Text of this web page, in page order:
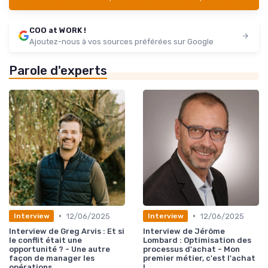
COO at WORK !
Ajoutez-nous à vos sources préférées sur Google
Parole d'experts
Interview • 12/06/2025
Interview de Greg Arvis : Et si
le conflit était une
opportunité ? - Une autre
façon de manager les
Interview • 12/06/2025
Interview de Jérôme
Lombard : Optimisation des
processus d'achat - Mon
premier métier, c'est l'achat